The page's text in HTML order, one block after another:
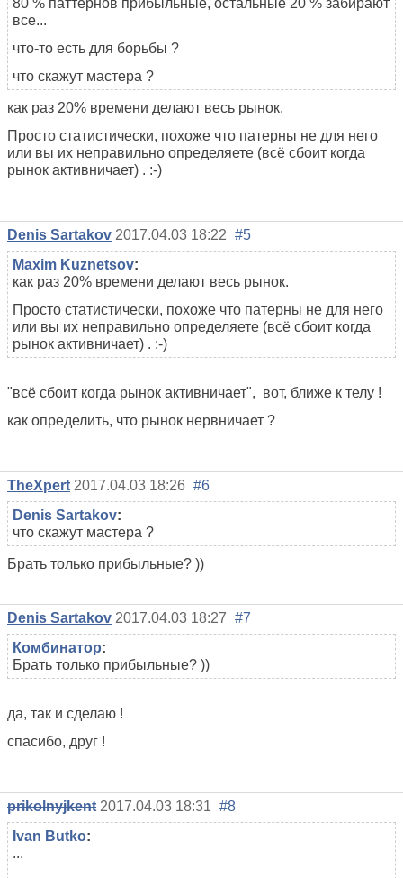
80 % паттернов прибыльные, остальные 20 % забирают
все...
что-то есть для борьбы ?
что скажут мастера ?
как раз 20% времени делают весь рынок.
Просто статистически, похоже что патерны не для него
или вы их неправильно определяете (всё сбоит когда
рынок активничает) . :-)
Denis Sartakov 2017.04.03 18:22 #5
Maxim Kuznetsov:
как раз 20% времени делают весь рынок.
Просто статистически, похоже что патерны не для него
или вы их неправильно определяете (всё сбоит когда
рынок активничает) . :-)
"всё сбоит когда рынок активничает", вот, ближе к телу !
как определить, что рынок нервничает ?
TheXpert 2017.04.03 18:26 #6
Denis Sartakov:
что скажут мастера ?
Брать только прибыльные? ))
Denis Sartakov 2017.04.03 18:27 #7
Комбинатор:
Брать только прибыльные? ))
да, так и сделаю !
спасибо, друг !
prikolnyjkent 2017.04.03 18:31 #8
Ivan Butko:
...